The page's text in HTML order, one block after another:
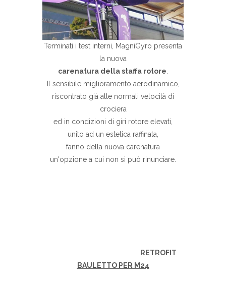
Terminati i test interni, MagniGyro presenta
la nuova
carenatura della staffa rotore
Il sensibile miglioramento aerodinamico,
riscontrato già alle normali velocità di
crociera
ed in condizioni di giri rotore elevati,
unito ad un estetica raffinata,
fanno della nuova carenatura
un'opzione a cui non si può rinunciare.
RETROFIT
BAULETTO PER M24